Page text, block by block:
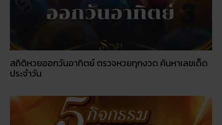
สถิติหวยออกวันอาทิตย์ ตรวจหวยทุกงวด ค้นหาเลขเด็ด
ประจำวัน